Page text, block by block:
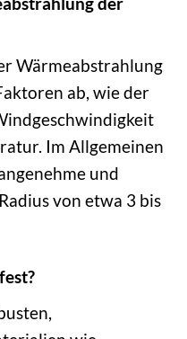
Wärmeabstrahlung
ab, wie der
Im Allgemeinen
und
von etwa 3 bis